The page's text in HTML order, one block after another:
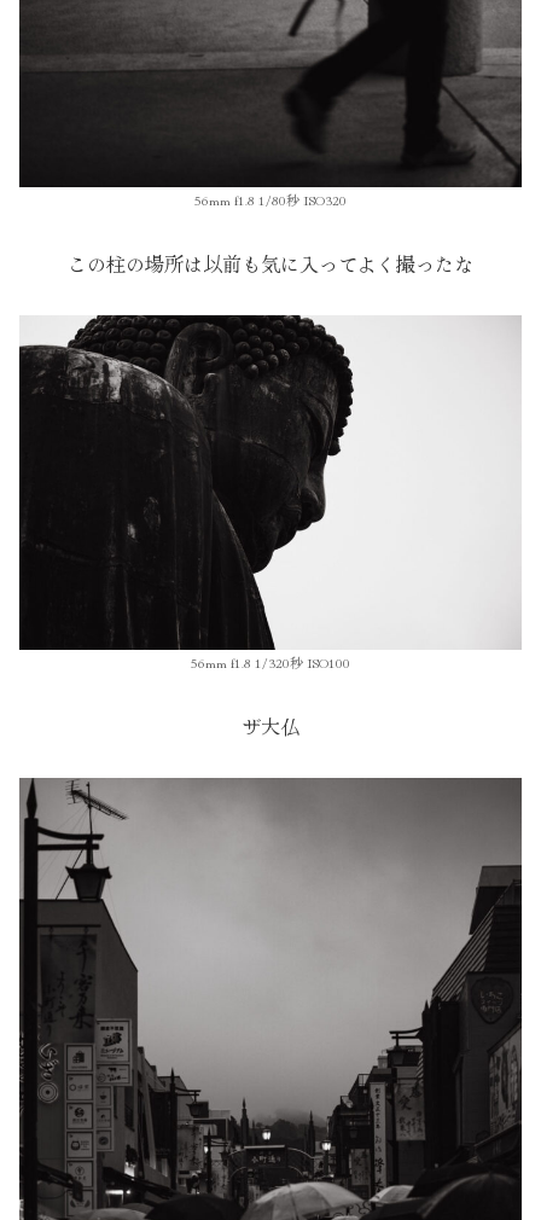
56mm f1.8 1/80秒 ISO320
この柱の場所は以前も気に入ってよく撮ったな
56mm f1.8 1/320秒 ISO100
ザ大仏